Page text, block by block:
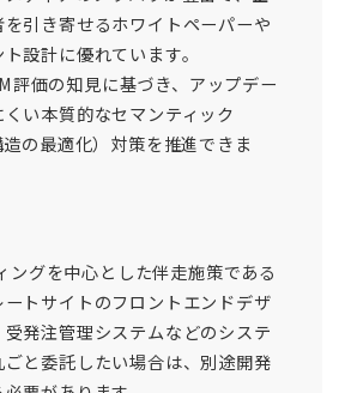
引き寄せるホワイトペーパーや
設計に優れています。
評価の知見に基づき、アップデー
くい本質的なセマンティック
の最適化）対策を推進できま
ングを中心とした伴走施策である
ートサイトのフロントエンドデザ
発注管理システムなどのシステ
と委託したい場合は、別途開発